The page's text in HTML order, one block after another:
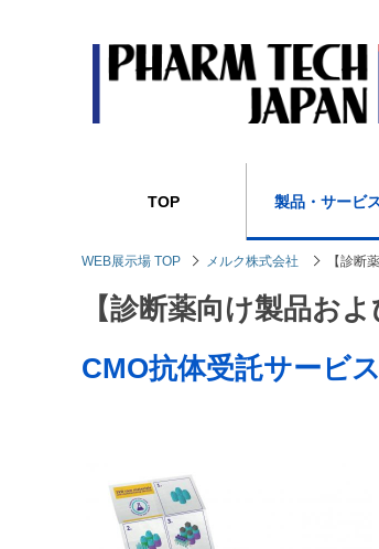
TOP 製品・サービ
WEB展示場 TOP メルク株式会社 【診断
【診断薬向け製品およ
CMO抗体受託サービス